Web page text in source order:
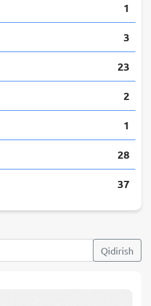
1
3
23
2
1
28
37
Qidirish